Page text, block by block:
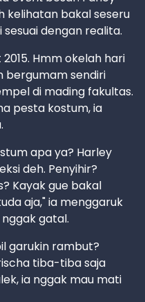
kelihatan bakal seseru
dengan realita.
Hmm okelah hari
bergumam sendiri
di mading fakultas.
pesta kostum, ia
apa ya? Harley
deh. Penyihir?
Kayak gue bakal
aja," ia menggaruk
gatal.
garukin rambut?
tiba-tiba saja
ia nggak mau mati